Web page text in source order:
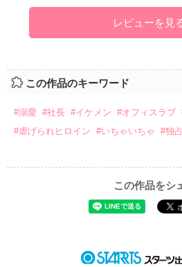
レビューを見
この作品のキーワード
#溺愛 #社長 #イケメン #オフィスラブ
#虐げられヒロイン #いちゃいちゃ #独
この作品をシ